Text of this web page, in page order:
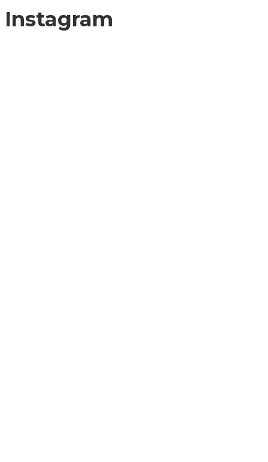
Instagram